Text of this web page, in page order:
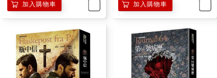
加入購物車 加入購物車